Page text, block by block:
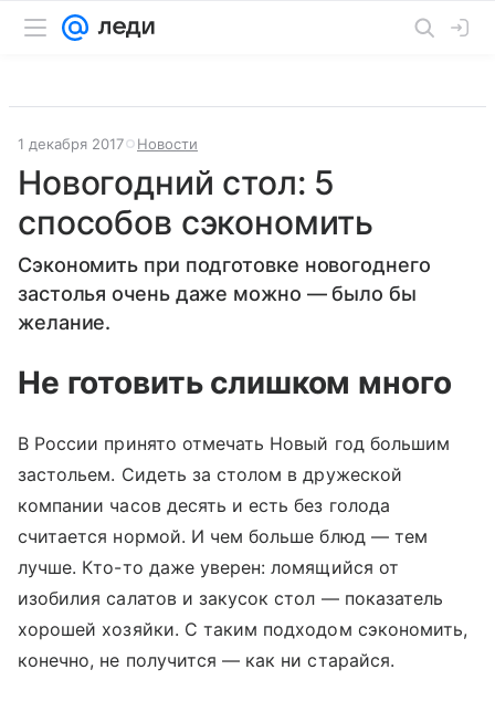
1 декабря 2017 Новости
Новогодний стол: 5
способов сэкономить
Сэкономить при подготовке новогоднего
застолья очень даже можно — было бы
желание.
Не готовить слишком много
В России принято отмечать Новый год большим
застольем. Сидеть за столом в дружеской
компании часов десять и есть без голода
считается нормой. И чем больше блюд — тем
лучше. Кто-то даже уверен: ломящийся от
изобилия салатов и закусок стол — показатель
хорошей хозяйки. С таким подходом сэкономить,
конечно, не получится — как ни старайся.